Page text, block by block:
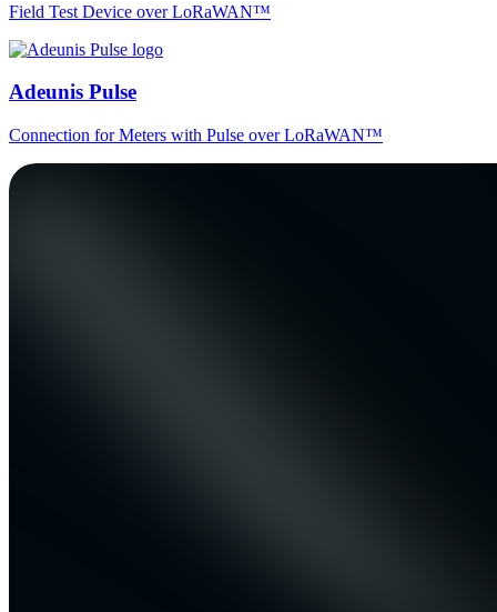
Field Test Device over LoRaWAN™
Adeunis Pulse
Connection for Meters with Pulse over LoRaWAN™